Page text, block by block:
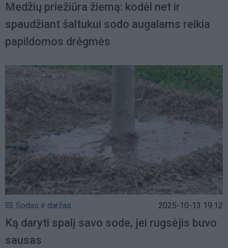
Medžių priežiūra žiemą: kodėl net ir
spaudžiant šaltukui sodo augalams reikia
papildomos drėgmės
Sodas ir daržas 2025-10-13 19:12
Ką daryti spalį savo sode, jei rugsėjis buvo
sausas